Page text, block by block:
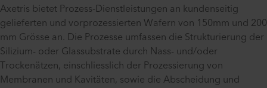
Axetris bietet Prozess-Dienstleistungen an kundenseitig
gelieferten und vorprozessierten Wafern von 150mm und 200
mm Grösse an. Die Prozesse umfassen die Strukturierung der
Silizium- oder Glassubstrate durch Nass- und/oder
Trockenätzen, einschliesslich der Prozessierung von
Membranen und Kavitäten, sowie die Abscheidung und